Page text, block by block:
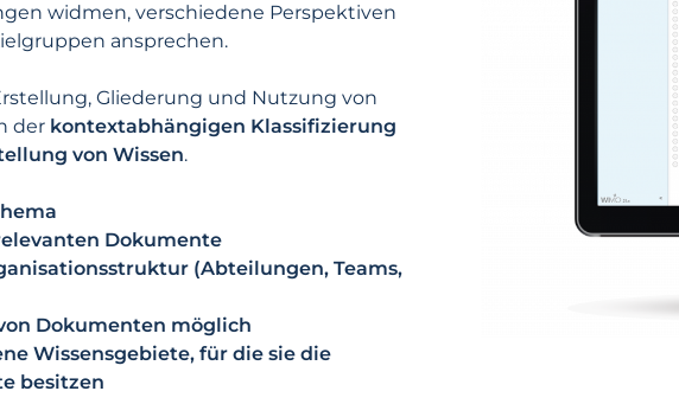
widmen, verschiedene Perspektiven
ansprechen.
Gliederung und Nutzung von
der kontextabhängigen Klassifizierung
von Wissen.
Dokumente
(Abteilungen, Teams,
Dokumenten möglich
Wissensgebiete, für die sie die
besitzen